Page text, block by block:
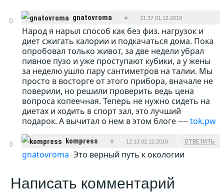
0 gnatovroma # 21:37 01.12.2018
ОТВЕТИТЬ
Народ я нарыл способ как без физ. нагрузок и
диет сжигать калории и подкачаться дома. Пока
опробовал только живот, за две недели убрал
пивное пузо и уже проступают кубики, а у жены
за неделю ушло пару сантиметров на талии. Мы
просто в восторге от этого прибора, вначале не
поверили, но решили проверить ведь цена
вопроса копеечная. Теперь не нужно сидеть на
диетах и ходить в спорт зал, это лучший
подарок. А вычитал о нем в этом блоге ----tok.pw
0 kompress # 12:13 02.12.2018 ОТВЕТИТЬ
gnatovroma Это верный путь к окологии
Написать комментарий